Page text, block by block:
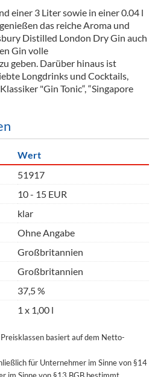
einer 3 Liter sowie in einer 0.04 l
das reiche Aroma und
Distilled London Dry Gin auch
Gin volle
geben. Darüber hinaus ist
Longdrinks und Cocktails,
"Gin Tonic“, “Singapore
Wert
51917
10 - 15 EUR
klar
Ohne Angabe
Großbritannien
Großbritannien
37,5 %
1 x 1,00 l
basiert auf dem Netto-
für Unternehmer im Sinne von §14
im Sinne von §13 BGB bestimmt.